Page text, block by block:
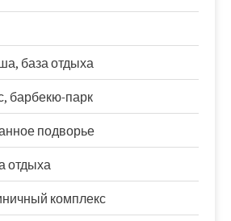
база отдыха
барбекю-парк
подворье
отдыха
комплекс